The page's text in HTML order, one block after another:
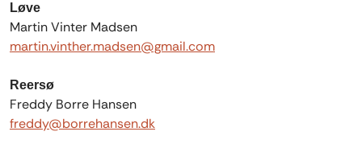
Løve
Martin Vinter Madsen
martin.vinther.madsen@gmail.com
Reersø
Freddy Borre Hansen
freddy@borrehansen.dk